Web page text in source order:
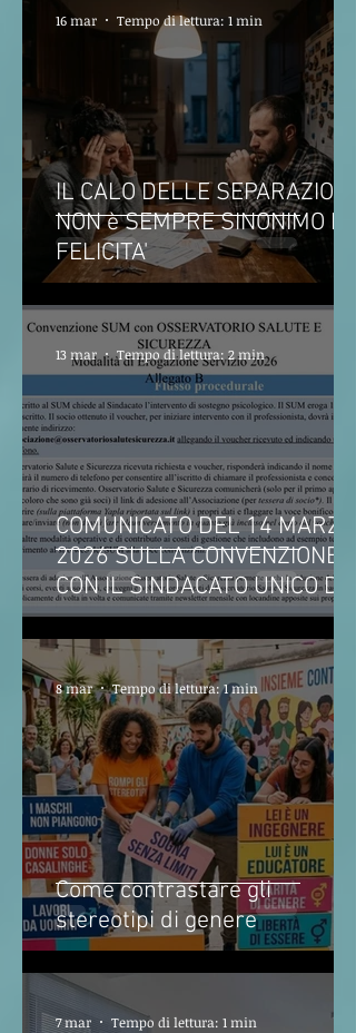
IL CALO DELLE SEPARAZIONI
NON è SEMPRE SINONIMO DI
FELICITA'
16 mar Tempo di lettura: 1 min
COMUNICATO DEL 14 MARZO
2026 SULLA CONVENZIONE
CON IL SINDACATO UNICO DEI
MILITARI
13 mar Tempo di lettura: 2 min
Come contrastare gli
stereotipi di genere
8 mar Tempo di lettura: 1 min
7 mar Tempo di lettura: 1 min